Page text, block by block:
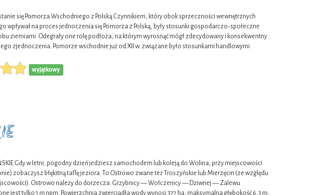
się Pomorza Wschodniego z Polską Czynnikiem, który obok sprzeczności wewnętrznych
wpływał na proces jednoczenia się Pomorza z Polską, były stosunki gospodarczo-społeczne
ziemiami. Odegrały one rolę podłoża, na którym wyrosnąć mógł zdecydowany i konsekwentny
zjednoczenia. Pomorze wschodnie już od XII w. związane było stosunkami handlowymi
wyjątkowy
Gdy w letni, pogodny dzień jedziesz samochodem lub koleją do Wolina, przy miejscowości
zobaczysz błękitną taflę jeziora. To Ostrowo zwane też Troszyńskie lub Mierzęcin (ze względu
Ostrowo należy do dorzecza: Grzybnicy — Wołczenicy — Dziwnej — Zalewu
jest tylko 1 m npm. Powierzchnia zwierciadła wody wynosi 377 ha, maksymalna głębokość 6,3 rn,